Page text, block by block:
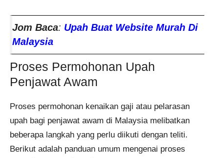
Jom Baca: Upah Buat Website​ Murah Di
Malaysia
Proses Permohonan Upah
Penjawat Awam
Proses permohonan kenaikan gaji atau pelarasan
upah bagi penjawat awam di Malaysia melibatkan
beberapa langkah yang perlu diikuti dengan teliti.
Berikut adalah panduan umum mengenai proses